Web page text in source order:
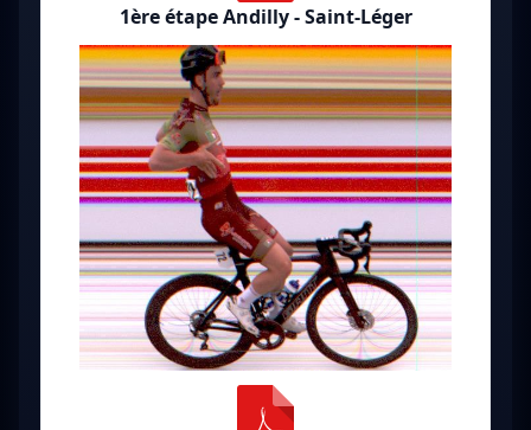
1ère étape Andilly - Saint-Léger